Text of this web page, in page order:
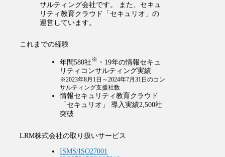
サルティング会社です。 また、セキュ
リティ教育クラウド「セキュリオ」の
運営しています。
これまでの経験
年間580社※ ・19年の情報セキュ
リティコンサルティング実績
※2023年8月1日～2024年7月31日のコン
サルティング支援社数
情報セキュリティ教育クラウド
「セキュリオ」 導入実績2,500社
突破
LRM株式会社の取り扱いサービス
ISMS/ISO27001